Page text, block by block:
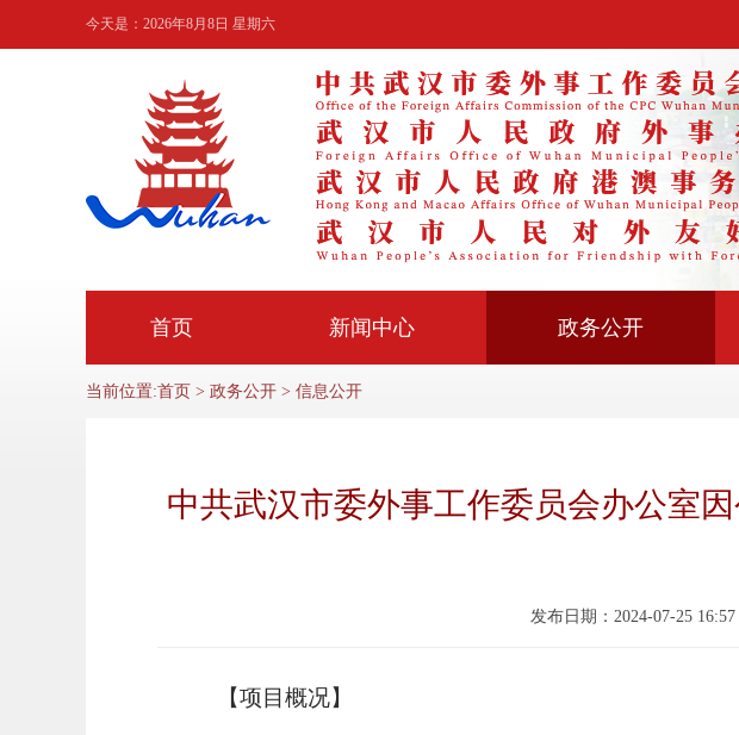
今天是： 2026年8月8日 星期六
首页 新闻中心 政务公开
当前位置:首页 > 政务公开 > 信息公开
中共武汉市委外事工作委员会办公室
发布日期：2024-07-25 16:57
【项目概况】